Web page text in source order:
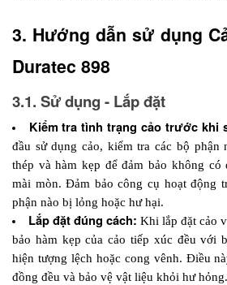
3. Hướng dẫn sử dụng
Duratec 898
3.1. Sử dụng - Lắp đặt
Kiểm tra tình trạng cảo trước khi
đầu sử dụng cảo, kiểm tra các bộ phận
thép và hàm kẹp để đảm bảo không có
mài mòn. Đảm bảo công cụ hoạt động
phận nào bị lỏng hoặc hư hại.
Lắp đặt đúng cách: Khi lắp đặt cảo
bảo hàm kẹp của cảo tiếp xúc đều với
hiện tượng lệch hoặc cong vênh. Điều
đồng đều và bảo vệ vật liệu khỏi hư hỏng.